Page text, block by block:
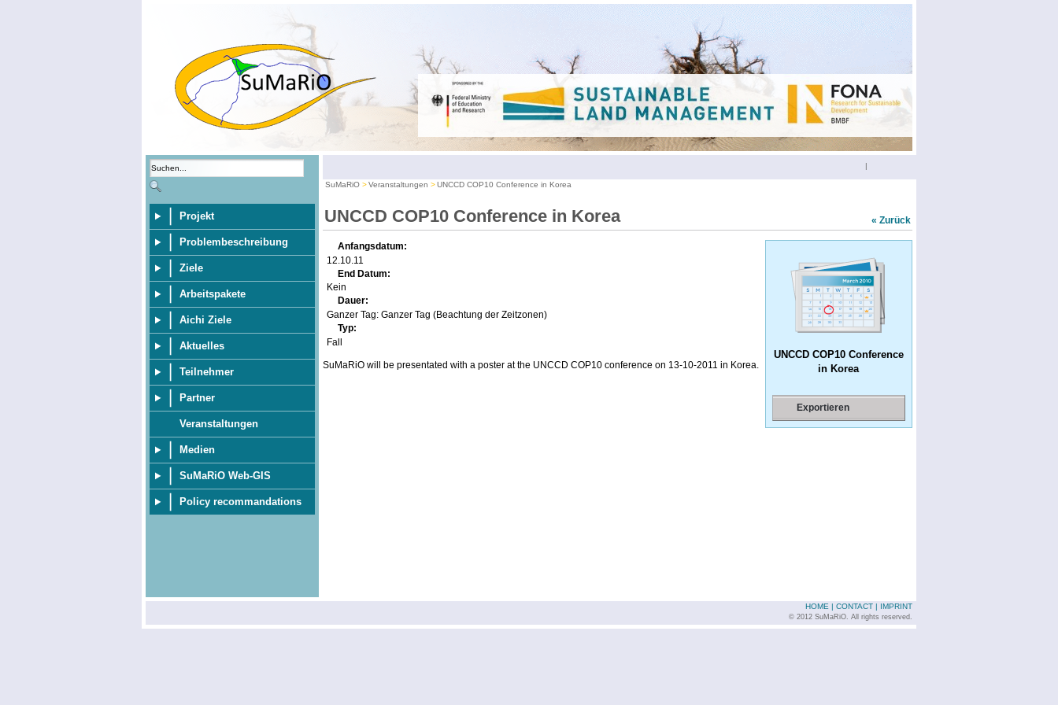
Projekt
Problembeschreibung
Ziele
Arbeitspakete
Aichi Ziele
Aktuelles
Teilnehmer
Partner
Veranstaltungen
Medien
SuMaRiO Web-GIS
Policy recommandations
|
SuMaRiO Veranstaltungen UNCCD COP10 Conference in Korea
« Zurück
UNCCD COP10 Conference in Korea
Anfangsdatum:
12.10.11
End Datum:
Kein
Dauer:
Ganzer Tag: Ganzer Tag (Beachtung der Zeitzonen)
Typ:
Fall
SuMaRiO will be presentated with a poster at the UNCCD COP10 conference on 13-10-2011 in Korea.
UNCCD COP10 Conference
in Korea
Exportieren
IMPRINT
CONTACT
HOME
© 2012 SuMaRiO. All rights reserved.